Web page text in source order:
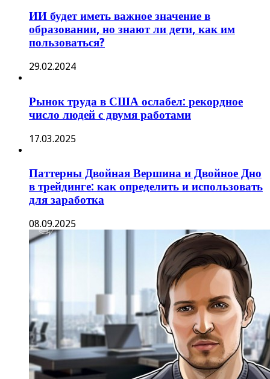
ИИ будет иметь важное значение в
образовании, но знают ли дети, как им
пользоваться?
29.02.2024
Рынок труда в США ослабел: рекордное
число людей с двумя работами
17.03.2025
Паттерны Двойная Вершина и Двойное Дно
в трейдинге: как определить и использовать
для заработка
08.09.2025